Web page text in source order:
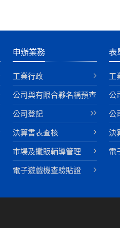
申辦業務
工業行政
公司與有限合夥名稱預查
公司登記
決算書表查核
巿場及攤販輔導管理
電子遊戲機查驗貼證
表
工
公
公
決
電